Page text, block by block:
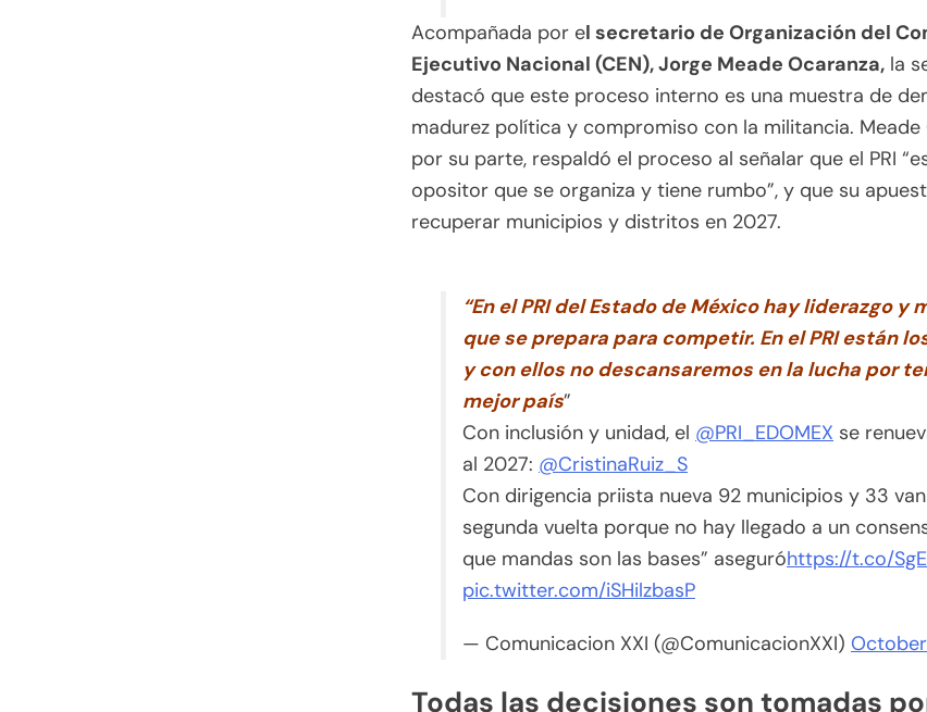
Acompañada por el secretario de Organización del
Ejecutivo Nacional (CEN), Jorge Meade Ocaranza, la
destacó que este proceso interno es una muestra de
madurez política y compromiso con la militancia. Meade
por su parte, respaldó el proceso al señalar que el PRI
opositor que se organiza y tiene rumbo”, y que su
recuperar municipios y distritos en 2027.
“En el PRI del Estado de México hay liderazgo y
que se prepara para competir. En el PRI están
y con ellos no descansaremos en la lucha por
mejor país”
Con inclusión y unidad, el @PRI_EDOMEX se
al 2027: @CristinaRuiz_S
Con dirigencia priista nueva 92 municipios y 33
segunda vuelta porque no hay llegado a un
que mandas son las bases” aseguróhttps://t.co/
pic.twitter.com/iSHilzbasP
— Comunicacion XXI (@ComunicacionXXI)
Todas las decisiones son tomadas